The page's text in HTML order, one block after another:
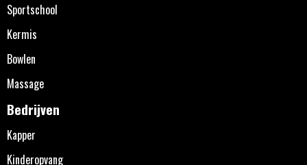
Sportschool
Kermis
Bowlen
Massage
Bedrijven
Kapper
Kinderopvang